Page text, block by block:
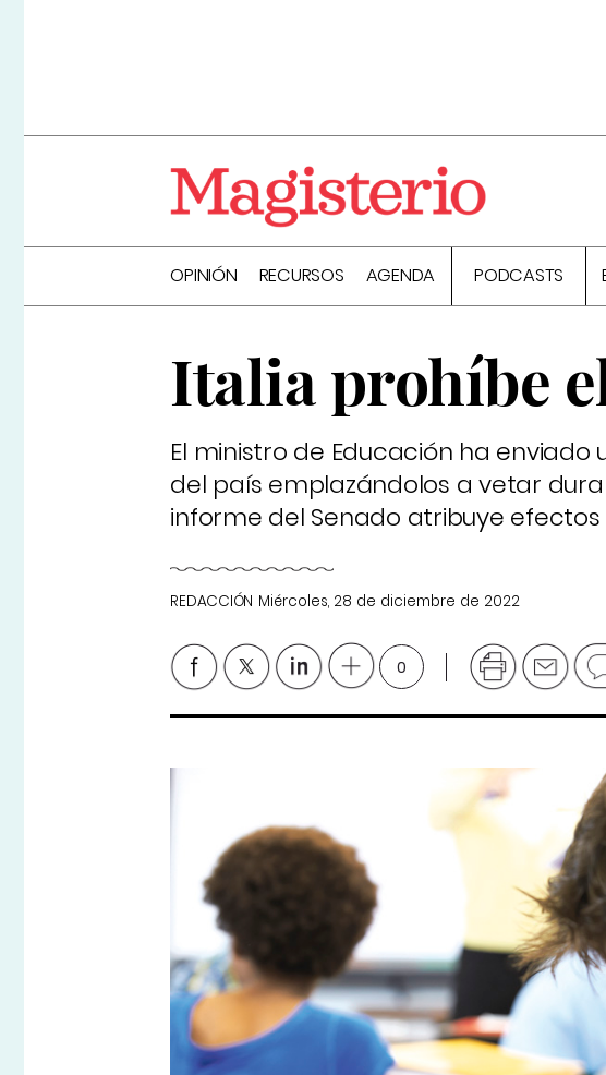
OPINIÓN RECURSOS AGENDA PODCASTS
Italia prohíbe
El ministro de Educación ha
del país emplazándolos a vetar
informe del Senado atribuye
REDACCIÓN Miércoles, 28 de diciembre de 2022
0